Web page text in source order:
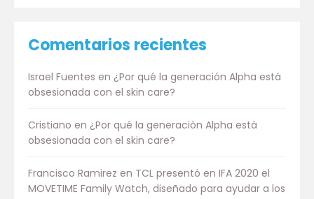
Comentarios recientes
Israel Fuentes en ¿Por qué la generación Alpha está
obsesionada con el skin care?
Cristiano en ¿Por qué la generación Alpha está
obsesionada con el skin care?
Francisco Ramirez en TCL presentó en IFA 2020 el
MOVETIME Family Watch, diseñado para ayudar a los